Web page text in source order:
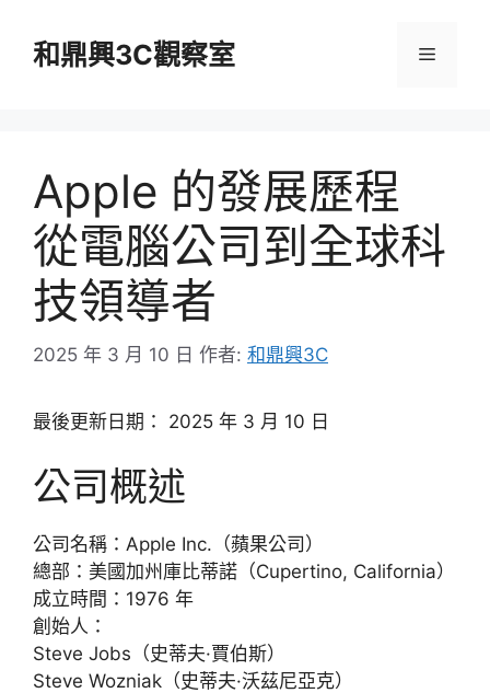
和鼎興3C觀察室 選
Apple 的發展歷程
從電腦公司到全球科
技領導者
2025 年 3 月 10 日 作者: 和鼎興3C
最後更新日期： 2025 年 3 月 10 日
公司概述
公司名稱：Apple Inc.（蘋果公司）
總部：美國加州庫比蒂諾（Cupertino, California）
成立時間：1976 年
創始人：
Steve Jobs（史蒂夫·賈伯斯）
Steve Wozniak（史蒂夫·沃茲尼亞克）